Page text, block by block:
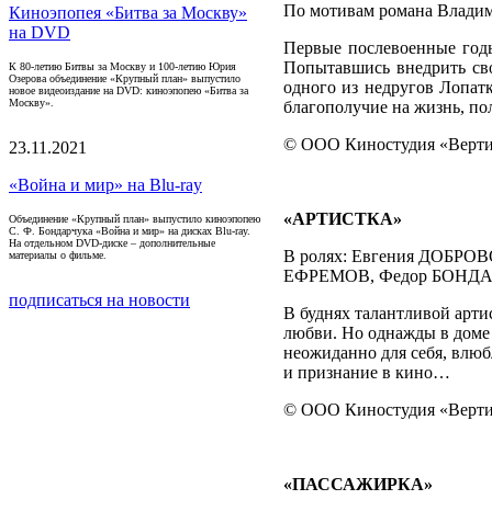
Киноэпопея «Битва за Москву»
на DVD
К 80-летию Битвы за Москву и 100-летию Юрия
Озерова объединение «Крупный план» выпустило
новое видеоиздание на DVD: киноэпопею «Битва за
Москву».
23.11.2021
«Война и мир» на Blu-ray
Объединение «Крупный план» выпустило киноэпопею
С. Ф. Бондарчука «Война и мир» на дисках Blu-ray.
На отдельном DVD-диске – дополнительные
материалы о фильме.
подписаться на новости
По мотивам романа
Первые послевоенные
Попытавшись внедрить
одного из недругов
благополучие на жизнь,
© ООО Киностудия
«АРТИСТКА»
В ролях: Евгения
ЕФРЕМОВ, Федор
В буднях талантливой
любви. Но однажды в доме
неожиданно для себя,
и признание в кино…
© ООО Киностудия
«ПАССАЖИРКА»